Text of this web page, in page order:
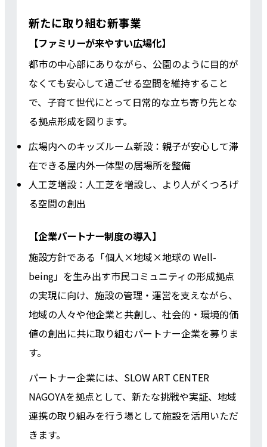
新たに取り組む新事業
【ファミリーが来やすい広場化】
都市の中心部にありながら、公園のように目的が
なくても安心して過ごせる空間を維持すること
で、子育て世代にとって日常的な立ち寄り先とな
る拠点形成を図ります。
広場内へのキッズルーム新設：親子が安心して滞
在できる屋内外一体型の居場所を整備
人工芝増設：人工芝を増設し、より人がくつろげ
る空間の創出
【企業パートナー制度の導入】
施設方針である「個人×地域×地球の Well-
being」を生み出す市民コミュニティの形成拠点
の実現に向け、施設の管理・運営を支えながら、
地域の人々や他企業と共創し、社会的・環境的価
値の創出に共に取り組むパートナー企業を募りま
す。
パートナー企業には、SLOW ART CENTER
NAGOYAを拠点として、新たな挑戦や実証、地域
連携の取り組みを行う場として施設を活用いただ
きます。